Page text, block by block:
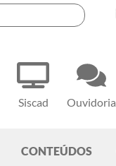
Siscad Ouvidoria
CONTEÚDOS